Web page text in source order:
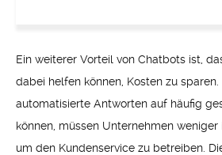
Ein weiterer Vorteil von Chatbots ist,
dabei helfen können, Kosten zu
automatisierte Antworten auf häufig
können, müssen Unternehmen
um den Kundenservice zu betreiben.